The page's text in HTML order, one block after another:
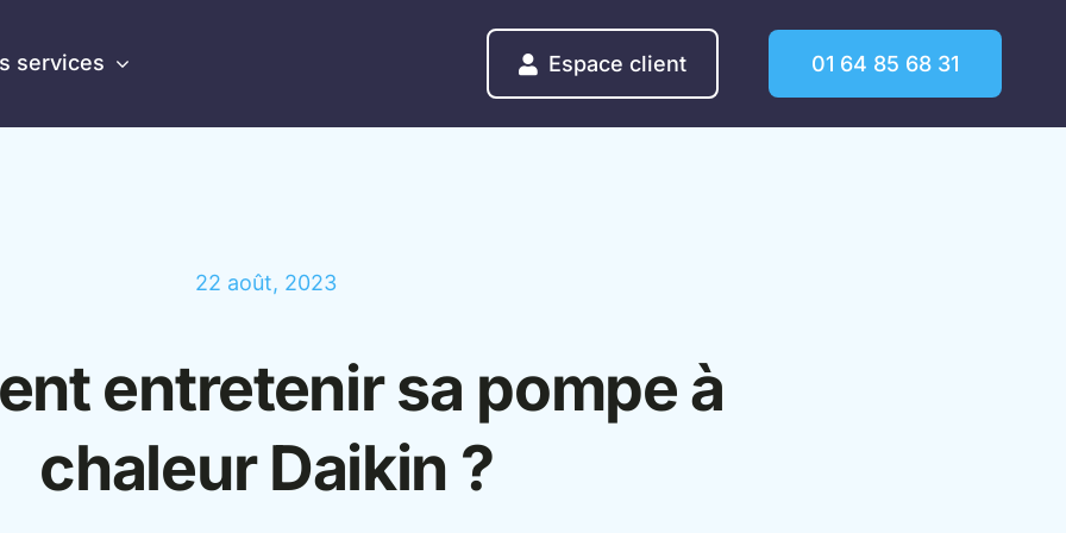
services Espace client 01 64 85 68 31
22 août, 2023
entretenir sa pompe à
chaleur Daikin ?